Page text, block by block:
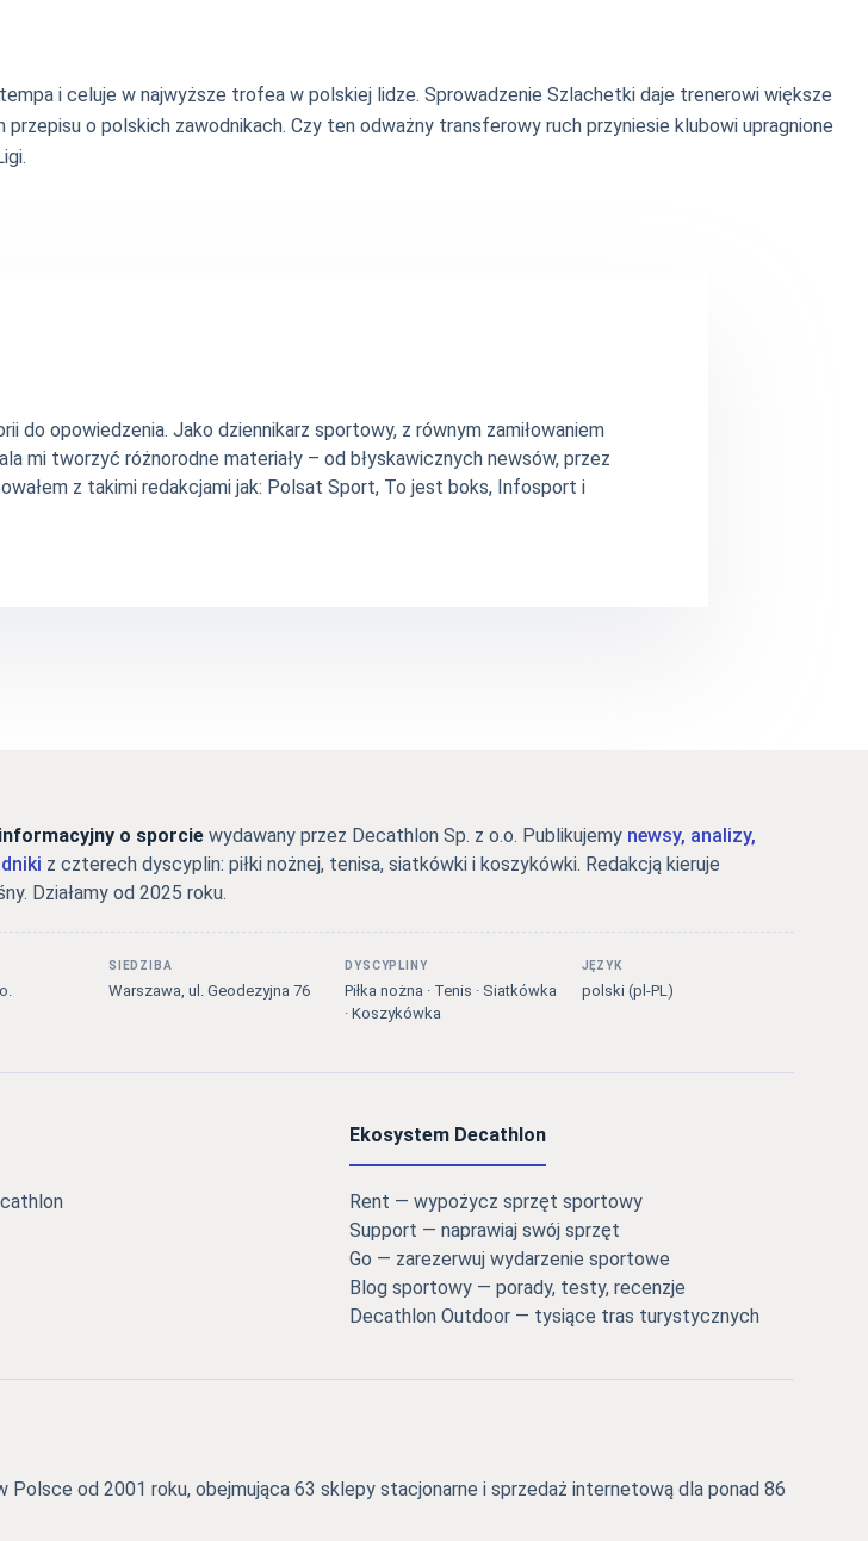
i celuje w najwyższe trofea w polskiej lidze. Sprowadzenie Szlachetki daje trenerowi większe
o polskich zawodnikach. Czy ten odważny transferowy ruch przyniesie klubowi upragnione
do opowiedzenia. Jako dziennikarz sportowy, z równym zamiłowaniem
mi tworzyć różnorodne materiały – od błyskawicznych newsów, przez
z takimi redakcjami jak: Polsat Sport, To jest boks, Infosport i
o sporciewydawany przez Decathlon Sp. z o.o. Publikujemy newsy, analizy,
z czterech dyscyplin: piłki nożnej, tenisa, siatkówki i koszykówki. Redakcją kieruje
Działamy od 2025 roku.
SIEDZIBA
Warszawa, ul. Geodezyjna 76
DYSCYPLINY
Piłka nożna · Tenis · Siatkówka
· Koszykówka
JĘZYK
polski (pl-PL)
Ekosystem Decathlon
Rent — wypożycz sprzęt sportowy
Support — naprawiaj swój sprzęt
Go — zarezerwuj wydarzenie sportowe
Blog sportowy — porady, testy, recenzje
Decathlon Outdoor — tysiące tras turystycznych
od 2001 roku, obejmująca 63 sklepy stacjonarne i sprzedaż internetową dla ponad 86